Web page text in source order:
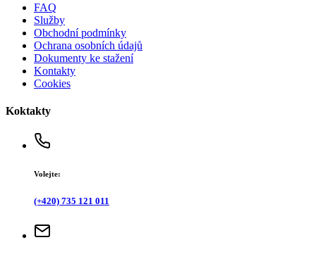
FAQ
Služby
Obchodní podmínky
Ochrana osobních údajů
Dokumenty ke stažení
Kontakty
Cookies
Koktakty
Volejte:
(+420) 735 121 011